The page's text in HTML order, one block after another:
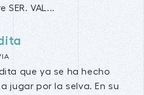
SER. VAL...
que ya se ha hecho
jugar por la selva. En su